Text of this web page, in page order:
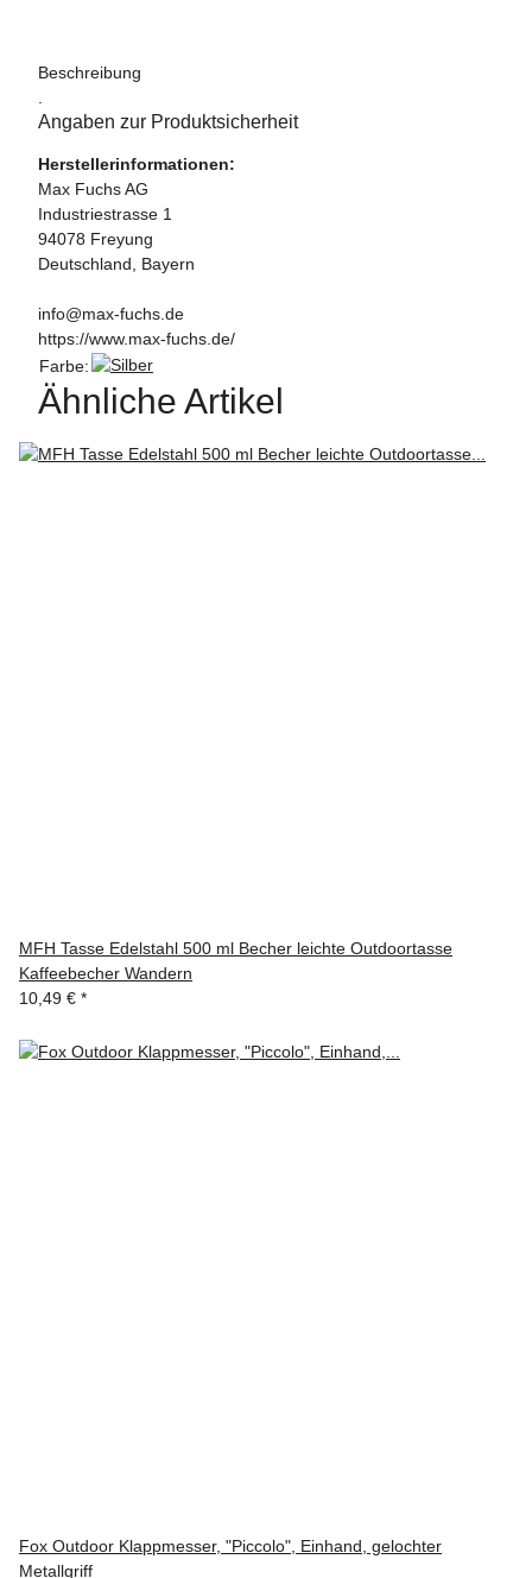
Beschreibung
Angaben zur Produktsicherheit
Herstellerinformationen:
Max Fuchs AG
Industriestrasse 1
94078 Freyung
Deutschland, Bayern
info@max-fuchs.de
https://www.max-fuchs.de/
Farbe:
Ähnliche Artikel
MFH Tasse Edelstahl 500 ml Becher leichte Outdoortasse
Kaffeebecher Wandern
10,49 € *
Fox Outdoor Klappmesser, "Piccolo", Einhand, gelochter
Metallgriff